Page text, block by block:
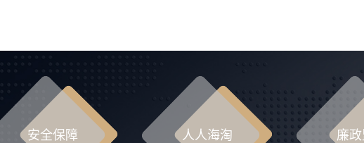
安全保障 人人海淘 廉